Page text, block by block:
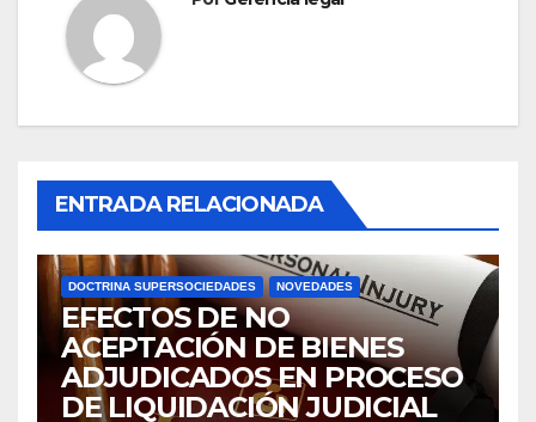
ENTRADA RELACIONADA
DOCTRINA SUPERSOCIEDADES NOVEDADES
EFECTOS DE NO
ACEPTACIÓN DE BIENES
ADJUDICADOS EN PROCESO
DE LIQUIDACIÓN JUDICIAL